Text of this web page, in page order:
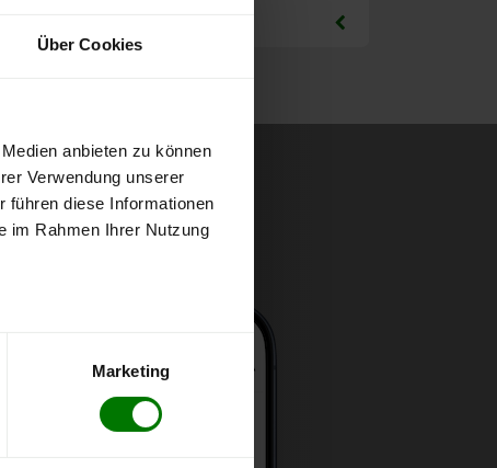
Über Cookies
anbieten zu können
Verwendung unserer
führen diese Informationen
im Rahmen Ihrer Nutzung
Marketing